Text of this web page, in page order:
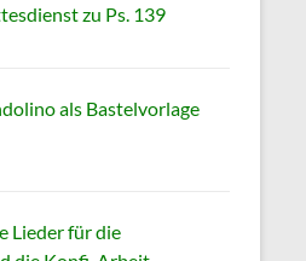
zu Ps. 139
als Bastelvorlage
Lieder für die